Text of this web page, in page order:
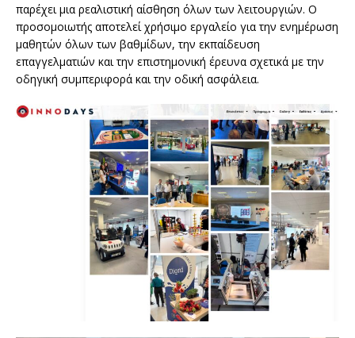
παρέχει μια ρεαλιστική αίσθηση όλων των λειτουργιών. O
προσομοιωτής αποτελεί χρήσιμο εργαλείο για την ενημέρωση
μαθητών όλων των βαθμίδων, την εκπαίδευση
επαγγελματιών και την επιστημονική έρευνα σχετικά με την
οδηγική συμπεριφορά και την οδική ασφάλεια.